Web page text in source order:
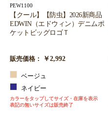
PEW1100
【クール】【防虫】2026新商品
EDWIN（エドウィン）デニムポ
ケットビッグロゴＴ
販売価格： ￥2,992
ベージュ
ネイビー
カラーをタップしてサイズ・在庫を表示
表記の無いサイズは販売終了